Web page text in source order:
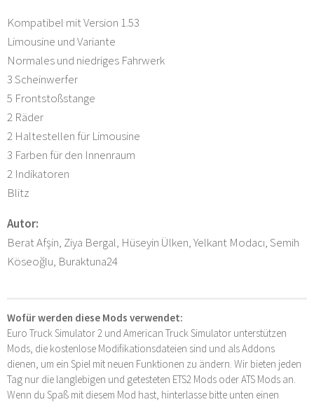
Kompatibel mit Version 1.53
Limousine und Variante
Normales und niedriges Fahrwerk
3 Scheinwerfer
5 Frontstoßstange
2 Räder
2 Haltestellen für Limousine
3 Farben für den Innenraum
2 Indikatoren
Blitz
Autor:
Berat Afşin, Ziya Bergal, Hüseyin Ülken, Yelkant Modacı, Semih
Köseoğlu, Buraktuna24
Wofür werden diese Mods verwendet:
Euro Truck Simulator 2 und American Truck Simulator unterstützen
Mods, die kostenlose Modifikationsdateien sind und als Addons
dienen, um ein Spiel mit neuen Funktionen zu ändern. Wir bieten jeden
Tag nur die langlebigen und getesteten ETS2 Mods oder ATS Mods an.
Wenn du Spaß mit diesem Mod hast, hinterlasse bitte unten einen